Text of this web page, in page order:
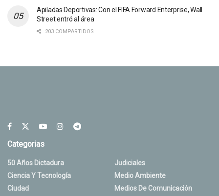
Apiladas Deportivas: Con el FIFA Forward Enterprise, Wall
Street entró al área
203 COMPARTIDOS
Categorias
50 Años Dictadura
Ciencia Y Tecnología
Ciudad
Judiciales
Medio Ambiente
Medios De Comunicación